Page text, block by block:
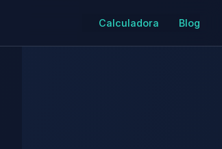
Calculadora Blog